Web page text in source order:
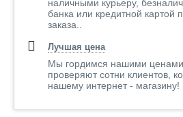
наличными курьеру,
банка или кредитной картой
заказа..
Лучшая цена
Мы гордимся нашими
проверяют сотни клиентов,
нашему интернет - магазину!